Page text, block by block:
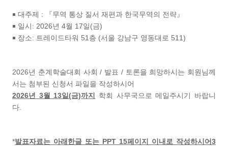
￭ 대주제 :
『무역 통상 질서 재편과 한국무역의 전략』
￭ 일시: 2026년 4월 17일(금)
￭ 장소: 트레이드타워 51층 (서울 강남구 영동대로 511)
2026년 춘계학술대회 사회 / 발표 / 토론을 희망하시는 회원님께
서는 첨부된 신청서 파일을 작성하시어
2026년 3월 13일(금)까지
학회 사무국으로 메일주시기 바랍니
다
*발표자료는 아래한글 또는 PPT 15페이지 이내로 작성하시어3